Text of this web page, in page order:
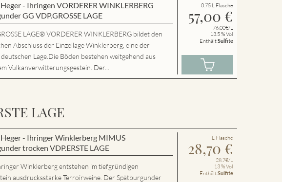
- Ihringen VORDERER WINKLERBERG
GG VDP.GROSSE LAGE
LAGE® VORDERER WINKLERBERG bildet den
Abschluss der Einzellage Winklerberg, eine der
Lage.Die Böden bestehen weitgehend aus
Vulkanverwitterungsgestein. Der...
0.75 L Flasche
57,00 €
76.00€/L
13.5 % Vol
EnthältSulfite
LAGE
- Ihringer Winklerberg MIMUS
trocken VDP.ERSTE LAGE
Winklerberg entstehen im tiefgründigen
ausdrucksstarke Terroirweine. Der Spätburgunder
L Flasche
28,70 €
28.7€/L
13 % Vol
EnthältSulfite